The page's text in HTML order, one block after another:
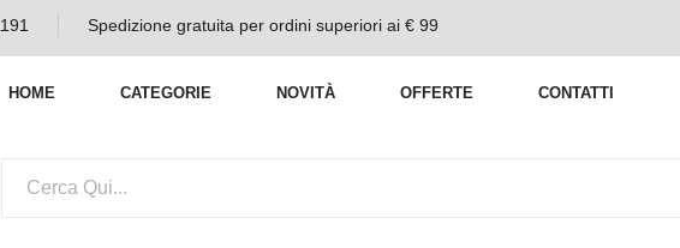
Spedizione gratuita per ordini superiori ai € 99
HOME CATEGORIE NOVITÀ OFFERTE CONTATTI